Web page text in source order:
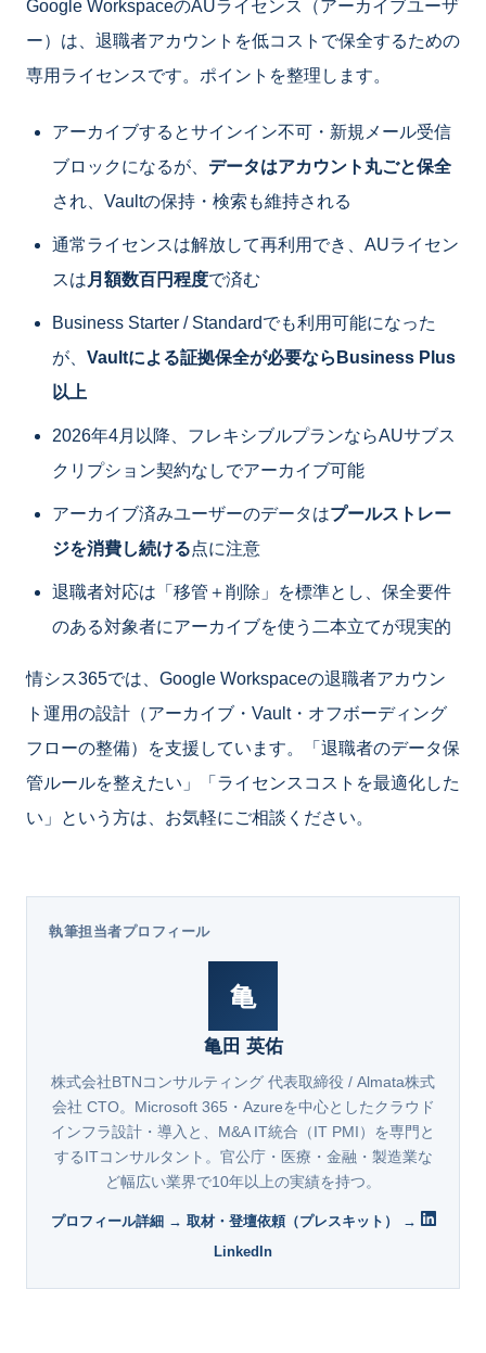
Google WorkspaceのAUライセンス（アーカイブユーザ
ー）は、退職者アカウントを低コストで保全するための
専用ライセンスです。ポイントを整理します。
アーカイブするとサインイン不可・新規メール受信
ブロックになるが、 データはアカウント丸ごと保全
され、Vaultの保持・検索も維持される
通常ライセンスは解放して再利用でき、AUライセン
スは 月額数百円程度で済む
Business Starter / Standardでも利用可能になった
が、 Vaultによる証拠保全が必要ならBusiness Plus
以上
2026年4月以降、フレキシブルプランならAUサブス
クリプション契約なしでアーカイブ可能
アーカイブ済みユーザーのデータはプールストレー
ジを消費し続ける点に注意
退職者対応は「移管＋削除」を標準とし、保全要件
のある対象者にアーカイブを使う二本立てが現実的
情シス365では、Google Workspaceの退職者アカウン
ト運用の設計（アーカイブ・Vault・オフボーディング
フローの整備）を支援しています。「退職者のデータ保
管ルールを整えたい」「ライセンスコストを最適化した
い」という方は、お気軽にご相談ください。
執筆担当者プロフィール
亀
亀田 英佑
株式会社BTNコンサルティング 代表取締役 / Almata株式
会社 CTO。Microsoft 365・Azureを中心としたクラウド
インフラ設計・導入と、M&A IT統合（IT PMI）を専門と
するITコンサルタント。官公庁・医療・金融・製造業な
ど幅広い業界で10年以上の実績を持つ。
プロフィール詳細 → 取材・登壇依頼（プレスキット） →
LinkedIn